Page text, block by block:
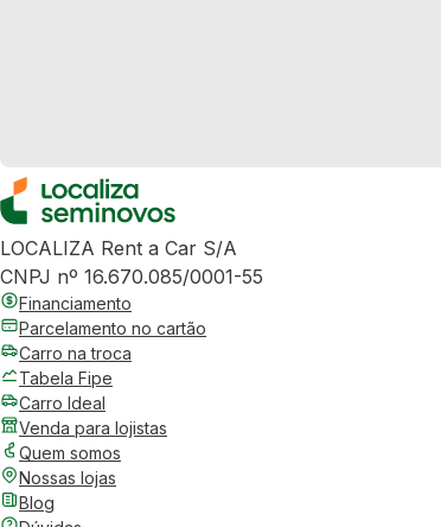
LOCALIZA Rent a Car S/A
CNPJ nº 16.670.085/0001-55
Financiamento
Parcelamento no cartão
Carro na troca
Tabela Fipe
Carro Ideal
Venda para lojistas
Quem somos
Nossas lojas
Blog